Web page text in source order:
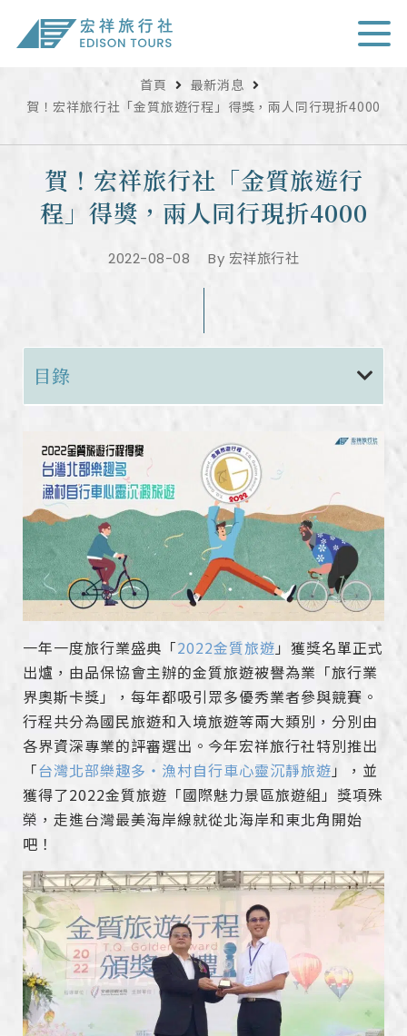
首頁
最新消息
賀！宏祥旅行社「金質旅遊行程」得獎，兩人同行現折4000
賀！宏祥旅行社「金質旅遊行
程」得獎，兩人同行現折4000
2022-08-08 By 宏祥旅行社
目錄
一年一度旅行業盛典「2022金質旅遊 」獲獎名單正式
出爐，由品保協會主辦的金質旅遊被譽為業「旅行業
界奧斯卡獎」，每年都吸引眾多優秀業者參與競賽。
行程共分為國民旅遊和入境旅遊等兩大類別，分別由
各界資深專業的評審選出。今年宏祥旅行社特別推出
「台灣北部樂趣多‧漁村自行車心靈沉靜旅遊 」，並
獲得了2022金質旅遊「國際魅力景區旅遊組」獎項殊
榮，走進台灣最美海岸線就從北海岸和東北角開始
吧！